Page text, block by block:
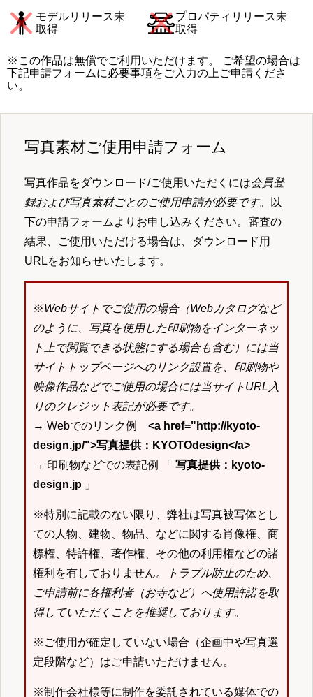
モデルリリース未
取得
プロパティリリース未
取得
※この作品は無償でご利用いただけます。 ご希望の場合は
下記申請フォームに必要事項をご入力の上ご申請くださ
い。
写真素材ご使用申請フォーム
写真作品をダウンロード/ご使用いただくには会員登
録および写真素材ごとのご使用申請が必要です。以
下の申請フォームよりお申し込みください。審査の
結果、ご使用いただける場合は、ダウンロード用
URLをお知らせいたします。
※Webサイトでご使用の場合（Webカタログなど
のように、写真を使用した印刷物をインターネッ
ト上で閲覧できる状態にする場合も含む）には当
サイトトップページへのリンク設置を、印刷物や
映像作品などでご使用の場合には当サイトURL入
りのクレジット表記が必要です。
→ Webでのリンク例 <a href="http://kyoto-
design.jp/">写真提供：KYOTOdesign</a>
→ 印刷物などでの表記例 「 写真提供：kyoto-
design.jp 」
※特別に記載のない限り、弊社は写真被写体とし
ての人物、建物、物品、などに関する肖像権、商
標権、特許権、著作権、その他の利用権などの諸
権利を有しておりません。
トラブル防止のため、
ご申請前に各権利者（お寺など）へ使用許諾を取
得していただくことを推奨しております。
※ご使用が確定していない場合（企画中や写真選
定段階など）はご申請いただけません。
※制作会社様等に制作を委託されている媒体での